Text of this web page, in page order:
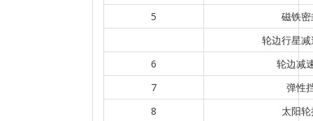
5
磁铁
轮边行星
6
轮边减
7
弹性
8
太阳